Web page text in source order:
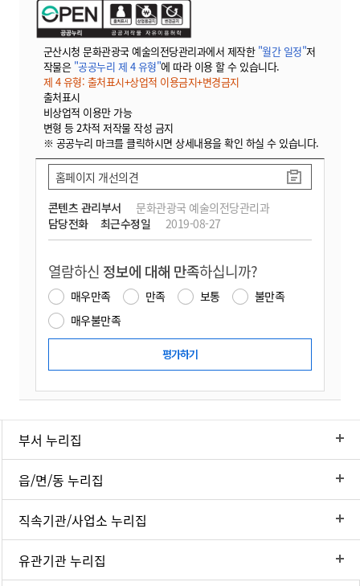
군산시청 문화관광국 예술의전당관리과에서 제작한 "월간 일정"저
작물은 "공공누리 제 4 유형"에 따라 이용 할 수 있습니다.
제 4 유형: 출처표시+상업적 이용금지+변경금지
출처표시
비상업적 이용만 가능
변형 등 2차적 저작물 작성 금지
※ 공공누리 마크를 클릭하시면 상세내용을 확인 하실 수 있습니다.
콘텐츠 관리부서
문화관광국 예술의전당관리과
담당전화
최근수정일 2019-08-27
홈페이지 개선의견
열람하신 정보에 대해 만족하십니까?
매우만족 만족 보통
불만족
매우불만족
부서 누리집
읍/면/동 누리집
직속기관/사업소 누리집
유관기관 누리집